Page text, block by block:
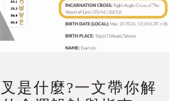
是什麼?一文帶你解